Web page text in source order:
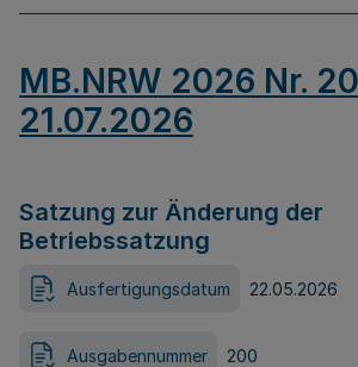
MB.NRW 2026 Nr.
21.07.2026
Satzung zur Änderung der
Betriebssatzung
Ausfertigungsdatum 22.05.2026
Ausgabennummer 200